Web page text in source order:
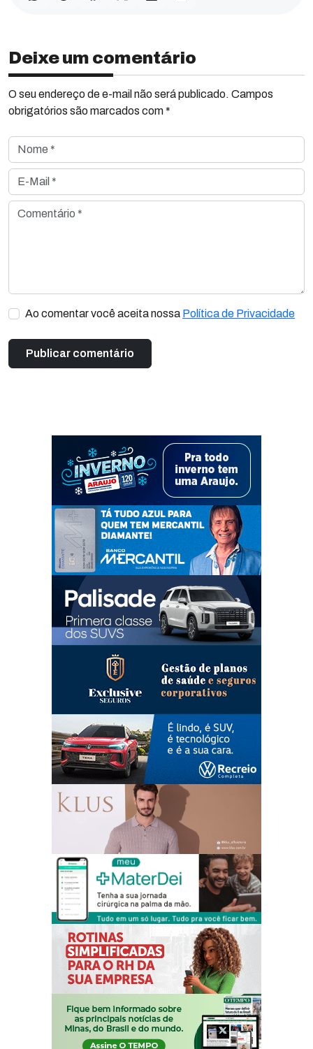
Deixe um comentário
O seu endereço de e-mail não será publicado. Campos
obrigatórios são marcados com *
Nome *
E-Mail *
Comentário *
Ao comentar você aceita nossa Política de Privacidade